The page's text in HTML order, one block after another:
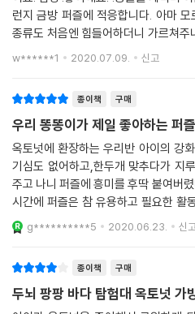
런지 금방 퍼즐에 적응합니다. 아마
종류도 처음엔 힘들어하더니 가르쳐
도 있어서 보관도 쉽구요.....꼭 퍼즐은
w******1 2020.07.09. 신고
종이책 구매
우리 똥똥이가 제일 좋아하는 퍼즐
옥토넛에 환장하는 우리반 아이의 강
기심도 없어하고,한두개 맞추다가 지
주고 나니 퍼즐에 흥미를 후딱 붙여버
시간에 퍼즐은 참 유용하고 필요한 활
에 흥미를 붙이는 것이 중요하겠지요.
을 보낼 수 있어서
g**********5 2020.06.23. 신고
종이책 구매
두뇌 팡팡 바다 탐험대 옥토넛 가